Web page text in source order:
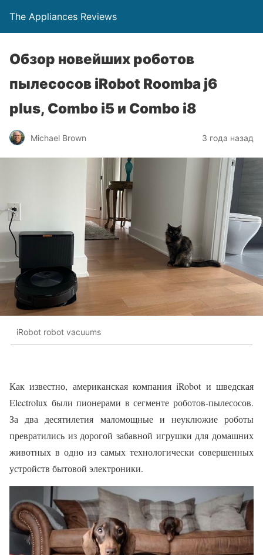
The Appliances Reviews
Обзор новейших роботов
пылесосов iRobot Roomba j6
plus, Combo i5 и Combo i8
Michael Brown 3 года назад
iRobot robot vacuums
Как известно, американская компания iRobot и шведская
Electrolux были пионерами в сегменте роботов-пылесосов.
За два десятилетия маломощные и неуклюжие роботы
превратились из дорогой забавной игрушки для домашних
животных в одно из самых технологически совершенных
устройств бытовой электроники.